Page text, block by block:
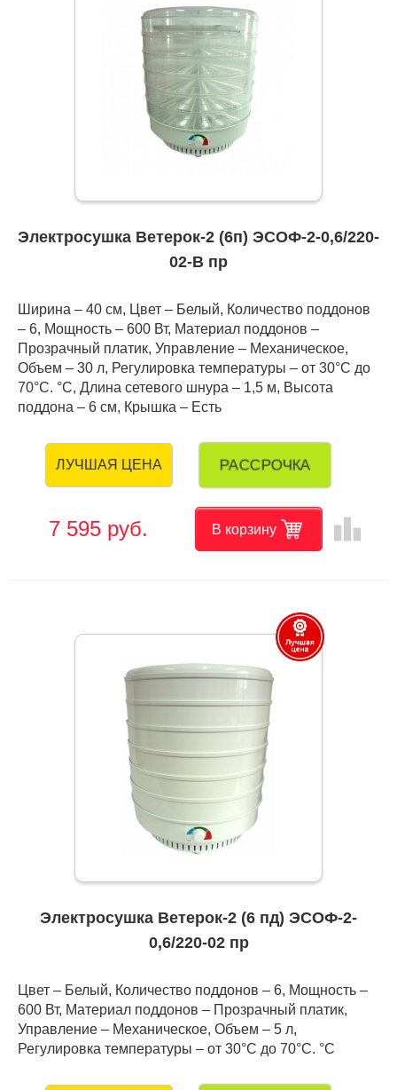
Электросушка Ветерок-2 (6п) ЭСОФ-2-0,6/220-
02-В пр
Ширина – 40 см, Цвет – Белый, Количество поддонов
– 6, Мощность – 600 Вт, Материал поддонов –
Прозрачный платик, Управление – Механическое,
Объем – 30 л, Регулировка температуры – от 30°С до
70°С. °C, Длина сетевого шнура – 1,5 м, Высота
поддона – 6 см, Крышка – Есть
ЛУЧШАЯ ЦЕНА РАССРОЧКА
7 595 руб. В корзину leaderboard
Электросушка Ветерок-2 (6 пд) ЭСОФ-2-
0,6/220-02 пр
Цвет – Белый, Количество поддонов – 6, Мощность –
600 Вт, Материал поддонов – Прозрачный платик,
Управление – Механическое, Объем – 5 л,
Регулировка температуры – от 30°С до 70°С. °C